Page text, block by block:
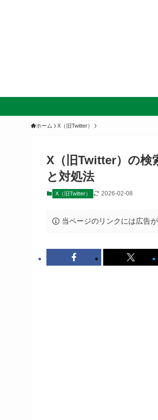
ホーム X（旧Twitter）
X（旧Twitter）の検
と対処法
X（旧Twitter） 2026-02-08
当ページのリンクには広告